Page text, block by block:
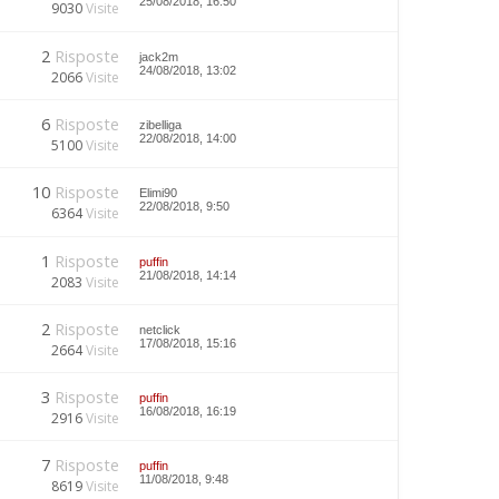
9030Visite
2 Risposte
2066Visite
jack2m
24/08/2018, 13:02
6 Risposte
5100Visite
zibelliga
22/08/2018, 14:00
10 Risposte
6364Visite
Elimi90
22/08/2018, 9:50
1 Risposte
2083 Visite
puffin
21/08/2018, 14:14
2 Risposte
2664Visite
netclick
17/08/2018, 15:16
3 Risposte
2916Visite
puffin
16/08/2018, 16:19
7 Risposte
8619Visite
puffin
11/08/2018, 9:48